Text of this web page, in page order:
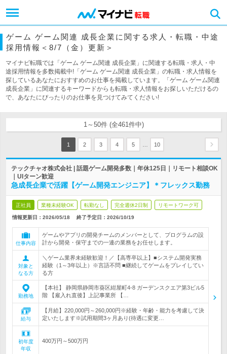
ゲーム ゲーム関連 成長企業に関する求人・転職・中途
採用情報＜8/7（金）更新＞
マイナビ転職では「ゲーム ゲーム関連 成長企業」に関連する転職・求人・中
途採用情報を多数掲載中!「ゲーム ゲーム関連 成長企業」の転職・求人情報を
探しているあなたにおすすめのお仕事を掲載しています。「ゲーム ゲーム関連
成長企業」に関連するキーワードからも転職・求人情報をお探しいただけるの
で、あなたにぴったりのお仕事を見つけてみてください!
1～50件 (全461件中)
1 2 3 4 5 10
テックチャオ株式会社 | 話題ゲーム開発多数｜年休125日｜リモート相談OK
｜UIターン歓迎
急成長企業で活躍【ゲーム開発エンジニア】＊フレックス勤務
正社員 業種未経験OK 転勤なし 完全週休2日制 リモートワーク可
情報更新日：2026/05/18 終了予定日： 2026/10/19
仕事内容
ゲームやアプリの開発チームのメンバーとして、プログラムの設
計から開発・保守までの一連の業務をお任せします。
対象と
なる方
＼ゲーム業界未経験歓迎！／【高専卒以上】■システム開発実務
経験（1～3年以上）※言語不問 ■継続してゲームをプレイしてい
る方
勤務地
【本社】 静岡県静岡市葵区紺屋町4-8 ガーデンスクエア第3ビル5
階 【雇入れ直後】上記事業所 【…
給与
【月給】220,000円～260,000円※経験・年齢・能力を考慮して決
定いたします※試用期間3ヶ月あり(待遇に変更…
初年度
年収
400万円～500万円